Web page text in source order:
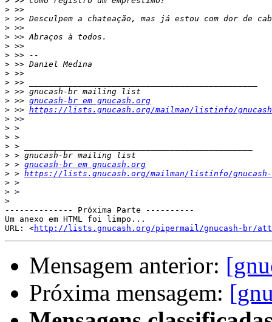
>
>
>
>
>
>
>
>
>
>
> >> gnucash-br em gnucash.org
> >> https://lists.gnucash.org/mailman/listinfo/
>
>
>
>
>
> > gnucash-br em gnucash.org
> > https://lists.gnucash.org/mailman/listinfo/
>
>
>
-------------- Próxima Parte ----------
Um anexo em HTML foi limpo...
URL: <http://lists.gnucash.org/pipermail/gnucash-br/
Mensagem anterior:
Próxima mensagem: